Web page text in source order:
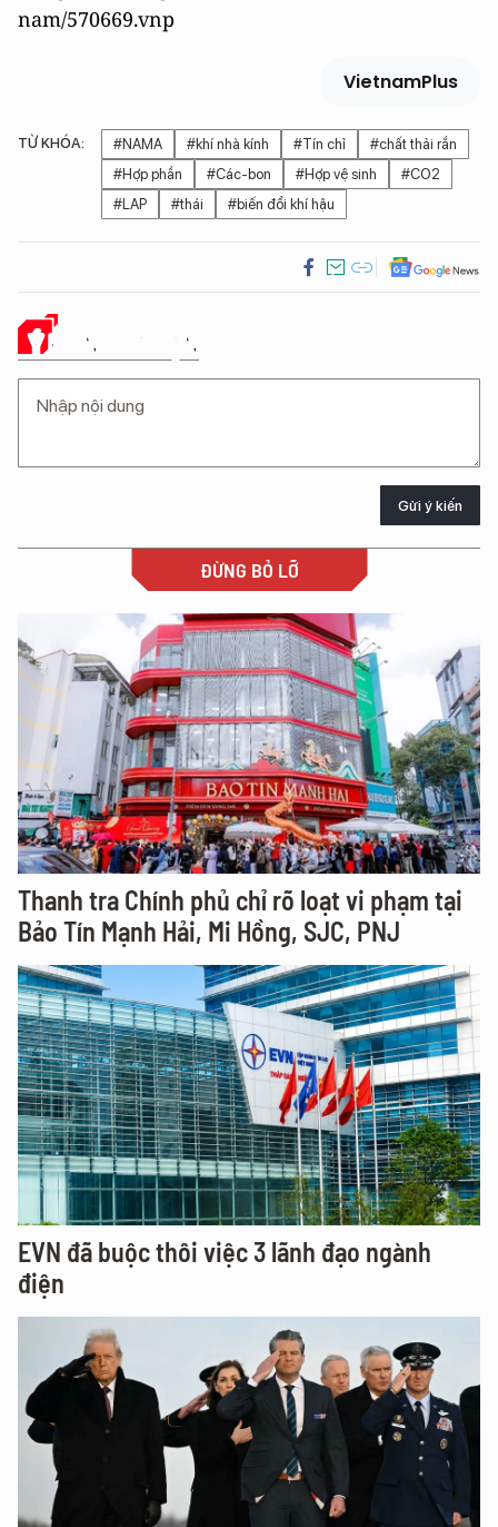
nam/570669.vnp
VietnamPlus
TỪ KHÓA: #NAMA #khí nhà kính #Tín chỉ
#chất thải rắn
#Hợp phần
#Các-bon #Hợp vệ sinh
#CO2
#LAP
#thái #biến đổi khí hậu
Ý KIẾN CỦA BẠN
Gửi ý kiến
ĐỪNG BỎ LỠ
Thanh tra Chính phủ chỉ rõ loạt vi phạm tại
Bảo Tín Mạnh Hải, Mi Hồng, SJC, PNJ
EVN đã buộc thôi việc 3 lãnh đạo ngành
điện